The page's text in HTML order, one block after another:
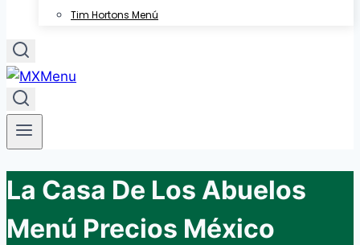
Tim Hortons Menú
La Casa De Los Abuelos
Menú Precios México